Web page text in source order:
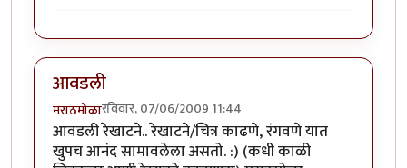
आवडली
मराठमोळारविवार, 07/06/2009 11:44
आवडली रेखाटने.. रेखाटने/चित्र काढणे, रंगवणे यात
खुपच आनंद सामावलेला असतो. :) (कधी काळी